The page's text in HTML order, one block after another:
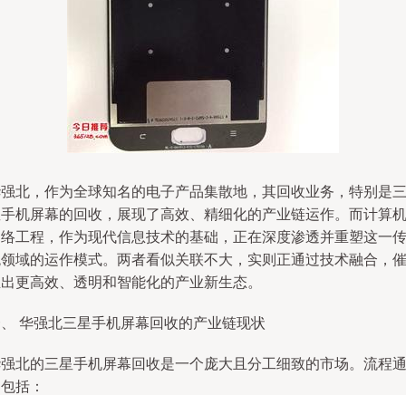
北，作为全球知名的电子产品集散地，其回收业务，特别是三
机屏幕的回收，展现了高效、精细化的产业链运作。而计算机
工程，作为现代信息技术的基础，正在深度渗透并重塑这一传
域的运作模式。两者看似关联不大，实则正通过技术融合，催
更高效、透明和智能化的产业新生态。
华强北三星手机屏幕回收的产业链现状
北的三星手机屏幕回收是一个庞大且分工细致的市场。流程通
括：